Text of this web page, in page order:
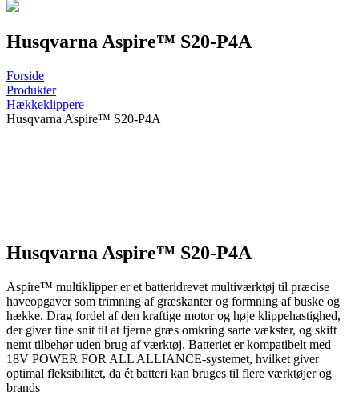
Husqvarna Aspire™ S20-P4A
Forside
Produkter
Hækkeklippere
Husqvarna Aspire™ S20-P4A
Husqvarna Aspire™ S20-P4A
Aspire™ multiklipper er et batteridrevet multiværktøj til præcise
haveopgaver som trimning af græskanter og formning af buske og
hække. Drag fordel af den kraftige motor og høje klippehastighed,
der giver fine snit til at fjerne græs omkring sarte vækster, og skift
nemt tilbehør uden brug af værktøj. Batteriet er kompatibelt med
18V POWER FOR ALL ALLIANCE-systemet, hvilket giver
optimal fleksibilitet, da ét batteri kan bruges til flere værktøjer og
brands